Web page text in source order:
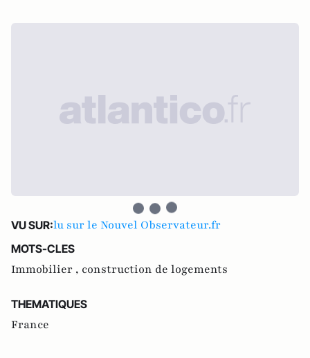
VU SUR:lu sur le Nouvel Observateur.fr
MOTS-CLES
Immobilier , construction de logements
THEMATIQUES
France